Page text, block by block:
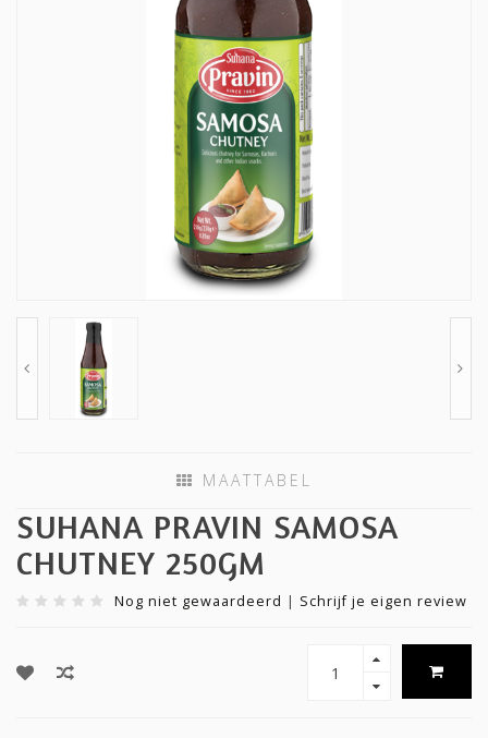
MAATTABEL
SUHANA PRAVIN SAMOSA
CHUTNEY 250GM
Nog niet gewaardeerd | Schrijf je eigen review